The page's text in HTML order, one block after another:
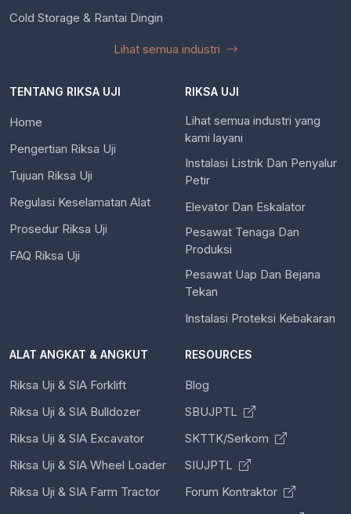
Cold Storage & Rantai Dingin
Lihat semua industri
TENTANG RIKSA UJI
Home
Pengertian Riksa Uji
Tujuan Riksa Uji
Regulasi Keselamatan Alat
Prosedur Riksa Uji
FAQ Riksa Uji
RIKSA UJI
Lihat semua industri yang
kami layani
Instalasi Listrik Dan Penyalur
Petir
Elevator Dan Eskalator
Pesawat Tenaga Dan
Produksi
Pesawat Uap Dan Bejana
Tekan
Instalasi Proteksi Kebakaran
ALAT ANGKAT & ANGKUT
Riksa Uji & SIA Forklift
Riksa Uji & SIA Bulldozer
Riksa Uji & SIA Excavator
Riksa Uji & SIA Wheel Loader
Riksa Uji & SIA Farm Tractor
RESOURCES
Blog
SBUJPTL
SKTTK/Serkom
SIUJPTL
Forum Kontraktor